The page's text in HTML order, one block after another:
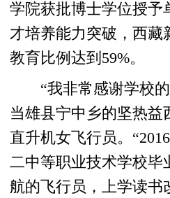
学院获批博士学位授予
才培养能力突破，西藏
教育比例达到59%。
“我非常感谢学校的
当雄县宁中乡的坚热益
直升机女飞行员。
二中等职业技术学校毕
航的飞行员，上学读书